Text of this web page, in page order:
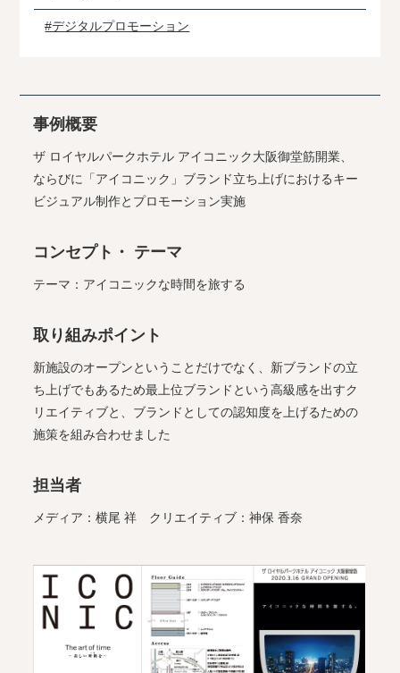
#デジタルプロモーション
事例概要
ザ ロイヤルパークホテル アイコニック大阪御堂筋開業、
ならびに「アイコニック」ブランド立ち上げにおけるキー
ビジュアル制作とプロモーション実施
コンセプト・ テーマ
テーマ：アイコニックな時間を旅する
取り組みポイント
新施設のオープンということだけでなく、新ブランドの立
ち上げでもあるため最上位ブランドという高級感を出すク
リエイティブと、ブランドとしての認知度を上げるための
施策を組み合わせました
担当者
メディア：横尾 祥 クリエイティブ：神保 香奈